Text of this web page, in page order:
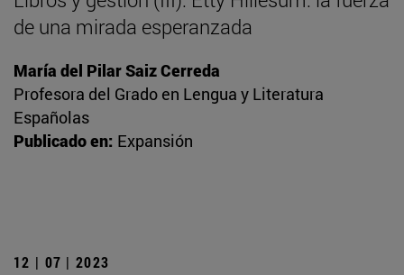
de una mirada esperanzada
María del Pilar Saiz Cerreda
Profesora del Grado en Lengua y Literatura
Españolas
Publicado en: Expansión
12 | 07 | 2023